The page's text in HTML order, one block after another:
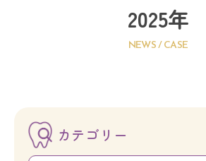
2025年
NEWS / CASE
カテゴリー